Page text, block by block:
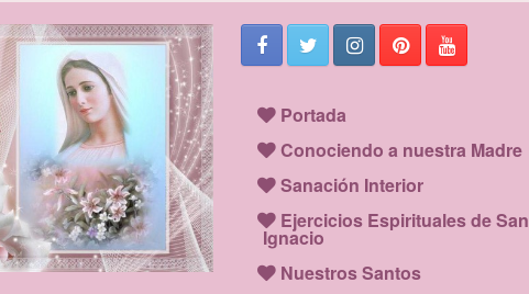
Portada
Conociendo a nuestra Madre
Sanación Interior
Ejercicios Espirituales de San
Ignacio
Nuestros Santos